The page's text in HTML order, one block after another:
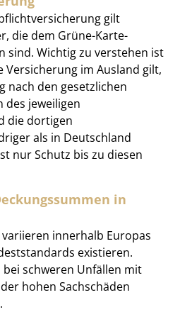
gilt
die dem Grüne-Karte-
sind. Wichtig zu verstehen ist
Versicherung im Ausland gilt,
nach den gesetzlichen
jeweiligen
die dortigen
als in Deutschland
nur Schutz bis zu diesen
in
innerhalb Europas
existieren.
bei schweren Unfällen mit
hohen Sachschäden